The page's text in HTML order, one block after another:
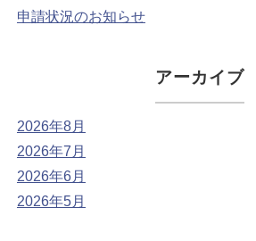
申請状況のお知らせ
アーカイブ
2026年8月
2026年7月
2026年6月
2026年5月